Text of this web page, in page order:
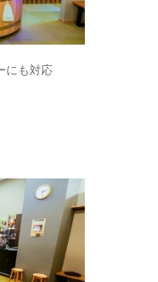
にも対応